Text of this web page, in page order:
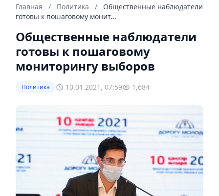
Главная / Политика /
Общественные наблюдатели
готовы к пошаговому монит...
Общественные наблюдатели
готовы к пошаговому
мониторингу выборов
Политика 10.01.2021, 07:59 1,684